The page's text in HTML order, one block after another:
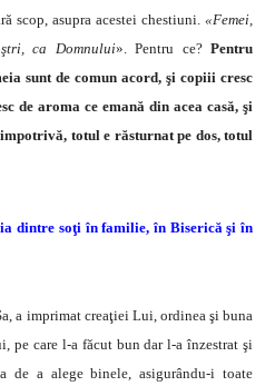
scop, asupra acestei chestiuni. «Femei,
ca Domnului». Pentru ce? Pentru
sunt de comun acord, şi copiii cresc
de aroma ce emană din acea casă, şi
totul e răsturnat pe dos, totul
dintre soţi în familie, în Biserică şi în
a imprimat creaţiei Lui, ordinea şi buna
pe care l-a făcut bun dar l-a înzestrat şi
de a alege binele, asigurându-i toate